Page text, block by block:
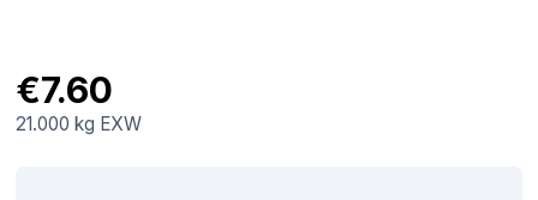
€7.60
21.000 kg EXW